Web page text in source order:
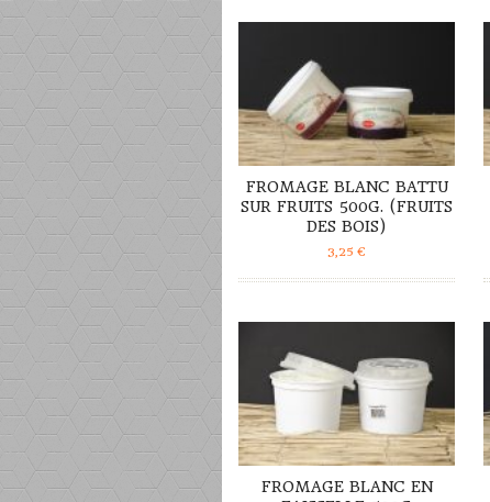
FROMAGE BLANC BATTU
SUR FRUITS 500G. (FRUITS
DES BOIS)
3,25€
DÉTAILS
FROMAGE BLANC EN